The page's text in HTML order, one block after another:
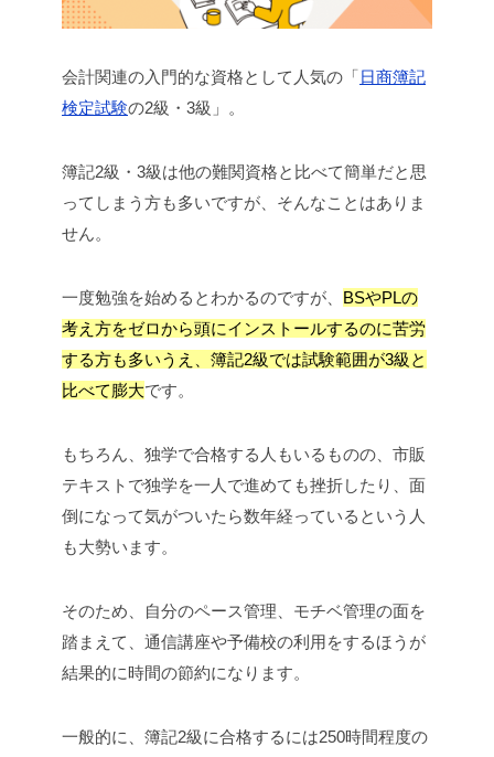
会計関連の入門的な資格として人気の「日商簿記
検定試験の2級・3級」。
簿記2級・3級は他の難関資格と比べて簡単だと思
ってしまう方も多いですが、そんなことはありま
せん。
一度勉強を始めるとわかるのですが、 BSやPLの
考え方をゼロから頭にインストールするのに苦労
する方も多いうえ、簿記2級では試験範囲が3級と
比べて膨大です。
もちろん、独学で合格する人もいるものの、市販
テキストで独学を一人で進めても挫折したり、面
倒になって気がついたら数年経っているという人
も大勢います。
そのため、自分のペース管理、モチベ管理の面を
踏まえて、通信講座や予備校の利用をするほうが
結果的に時間の節約になります。
一般的に、簿記2級に合格するには250時間程度の